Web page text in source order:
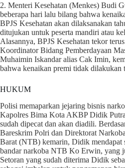
2. Menteri Kesehatan (Menkes) Budi
beberapa hari lalu bilang bahwa
BPJS Kesehatan akan dilaksanakan
ditujukan untuk peserta mandiri atau
Alasannya, BPJS Kesehatan tekor
Koordinator Bidang Pemberdayaan
Muhaimin Iskandar alias Cak Imin,
bahwa kenaikan premi tidak dilakukan
HUKUM
Polisi memaparkan jejaring bisnis
Kapolres Bima Kota AKBP Didik
sudah dipecat dan akan diadili.
Bareskrim Polri dan Direktorat
Barat (NTB) kemarin, Didik mendapat
bandar narkoba NTB Ko Erwin, yang
Setoran yang sudah diterima Didik